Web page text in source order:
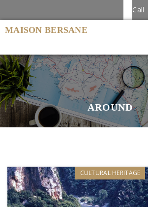
Call
MAISON BERSANE
AROUND
CULTURAL HERITAGE